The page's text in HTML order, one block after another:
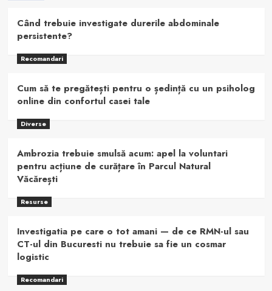
Când trebuie investigate durerile abdominale
persistente?
Recomandari
Cum să te pregătești pentru o ședință cu un psiholog
online din confortul casei tale
Diverse
Ambrozia trebuie smulsă acum: apel la voluntari
pentru acțiune de curățare în Parcul Natural
Văcărești
Resurse
Investigatia pe care o tot amani — de ce RMN-ul sau
CT-ul din Bucuresti nu trebuie sa fie un cosmar
logistic
Recomandari